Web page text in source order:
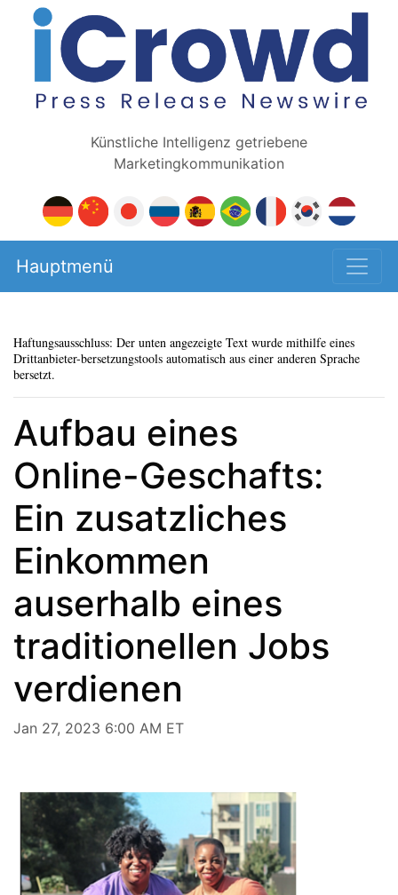
Künstliche Intelligenz getriebene
Marketingkommunikation
Hauptmenü
Haftungsausschluss: Der unten angezeigte Text wurde mithilfe eines
Drittanbieter-bersetzungstools automatisch aus einer anderen Sprache
bersetzt.
Aufbau eines
Online-Geschafts:
Ein zusatzliches
Einkommen
auserhalb eines
traditionellen Jobs
verdienen
Jan 27, 2023 6:00 AM ET